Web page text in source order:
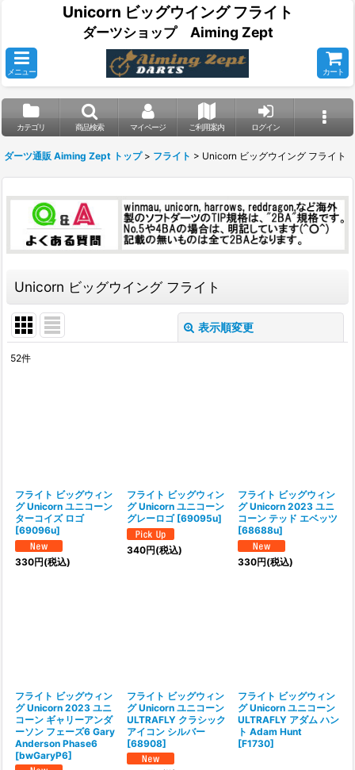
Unicorn ビッグウイング フライト
ダーツショップ Aiming Zept
メニュー カート
カテゴリ 商品検索 マイページ ご利用案内 ログイン
ダーツ通販 Aiming Zept トップ > フライト > Unicorn ビッグウイング フライト
Unicorn ビッグウイング フライト
表示順変更
52件
フライト ビッグウィン
グ Unicorn ユニコーン
ターコイズ ロゴ
[69096u]
330円(税込)
フライト ビッグウィン
グ Unicorn ユニコーン
グレーロゴ [69095u]
340円(税込)
フライト ビッグウィン
グ Unicorn 2023 ユニ
コーン テッド エベッツ
[68688u]
330円(税込)
フライト ビッグウィン
グ Unicorn 2023 ユニ
コーン ギャリーアンダ
ーソン フェーズ6 Gary
Anderson Phase6
[bwGaryP6]
フライト ビッグウィン
グ Unicorn ユニコーン
ULTRAFLY クラシック
アイコン シルバー
[68908]
フライト ビッグウィン
グ Unicorn ユニコーン
ULTRAFLY アダム ハン
ト Adam Hunt
[F1730]